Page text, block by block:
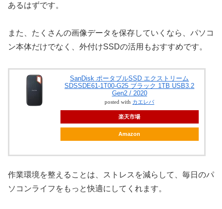
あるはずです。
また、たくさんの画像データを保存していくなら、パソコ
ン本体だけでなく、外付けSSDの活用もおすすめです。
SanDisk ポータブルSSD エクストリーム
SDSSDE61-1T00-G25 ブラック 1TB USB3.2
Gen2 / 2020
posted with カエレバ
楽天市場
Amazon
作業環境を整えることは、ストレスを減らして、毎日のパ
ソコンライフをもっと快適にしてくれます。